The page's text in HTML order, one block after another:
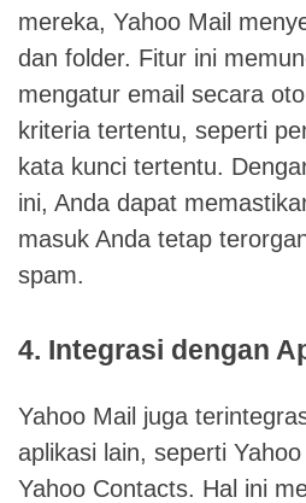
mereka, Yahoo Mail
dan folder. Fitur ini
mengatur email secara
kriteria tertentu, seperti
kata kunci tertentu.
ini, Anda dapat
masuk Anda tetap
spam.
4. Integrasi dengan
Yahoo Mail juga
aplikasi lain, seperti
Yahoo Contacts. Hal ini